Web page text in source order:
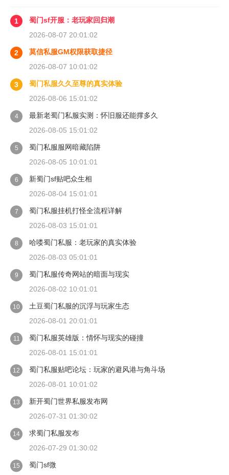
1
蜀门sf开服：老玩家回归潮
2026-08-07 20:01:02
2
莫信私服GM权限获取捷径
2026-08-07 10:01:02
3
蜀门私服久久至尊的真实体验
2026-08-06 15:01:02
4
最新老蜀门私服实测：怀旧服还能撑多久
2026-08-05 15:01:02
5
蜀门私服服网暗藏陷阱
2026-08-05 10:01:01
6
新蜀门sf贴吧众生相
2026-08-04 15:01:01
7
蜀门私服挂机打怪全流程详解
2026-08-03 15:01:01
8
哈喽蜀门私服：老玩家的真实体验
2026-08-03 05:01:01
9
蜀门私服传奇网站的暗面与现实
2026-08-02 10:01:01
10
土豆蜀门私服的沉浮与玩家生态
2026-08-01 20:01:01
11
蜀门私服英雄版：情怀与现实的碰撞
2026-08-01 15:01:01
12
蜀门私服贴吧论坛：玩家的避风港与角斗场
2026-08-01 10:01:02
13
新开蜀门世界私服发布网
2026-07-31 01:30:02
14
求蜀门私服发布
2026-07-29 01:30:02
15 蜀门sf微